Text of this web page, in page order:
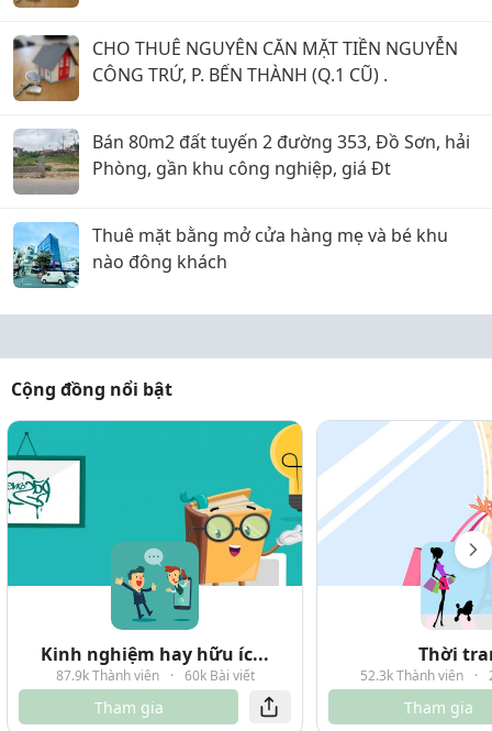
CHO THUÊ NGUYÊN CĂN MẶT TIỀN NGUYỄN
CÔNG TRỨ, P. BẾN THÀNH (Q.1 CŨ) .
Bán 80m2 đất tuyến 2 đường 353, Đồ Sơn, hải
Phòng, gần khu công nghiệp, giá Đt
Thuê mặt bằng mở cửa hàng mẹ và bé khu
nào đông khách
Cộng đồng nổi bật
Kinh nghiệm hay hữu íc...
87.9k Thành viên · 60k Bài viết
Tham gia
Thời
52.3k Thành viên ·
Tham gia